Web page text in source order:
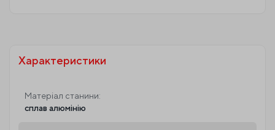
Характеристики
Матеріал станини:
сплав алюмінію